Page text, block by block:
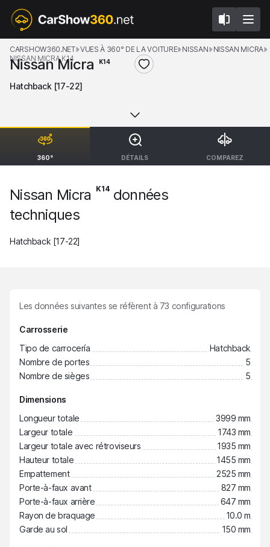
360° DÉTAILS COMPAREZ
CARSHOW360.NET VUES À 360° DE LA VOITURE NISSAN
NISSAN MICRA
NISSAN MICRA K14
Nissan Micra K14
Hatchback [17-22]
Nissan Micra K14données
techniques
Hatchback [17-22]
Les données suivantes se réfèrent à 73 configurations
Carrosserie
Tipo de carrocería
Hatchback
Nombre de portes
5
Nombre de sièges
5
Dimensions
Longueur totale
3999 mm
Largeur totale
1743 mm
Largeur totale avec rétroviseurs
1935 mm
Hauteur totale
1455 mm
Empattement
2525 mm
Porte-à-faux avant
827 mm
Porte-à-faux arrière
647 mm
Rayon de braquage
10.0 m
Garde au sol
150 mm